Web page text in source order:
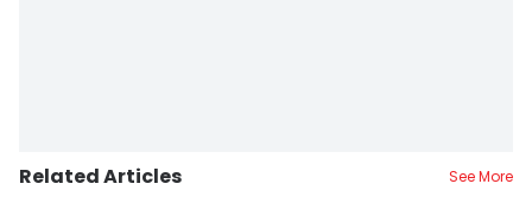
Related Articles See More